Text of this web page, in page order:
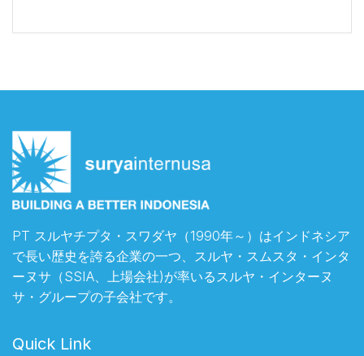
PT スルヤチプタ・スワダヤ（1990年～）はインドネシア
で長い歴史を誇る企業の一つ、スルヤ・スムスタ・インタ
ーヌサ（SSIA、上場会社)が率いるスルヤ・インターヌ
サ・グループの子会社です。
Quick Link